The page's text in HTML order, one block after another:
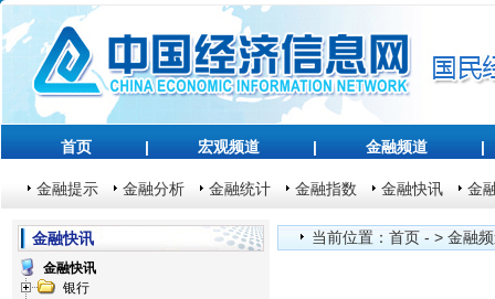
首页 | 宏观频道 | 金融频道 |
金融提示 金融分析 金融统计 金融指数 金融快讯 金
金融快讯
金融快讯
银行
当前位置： 首页 - > 金融